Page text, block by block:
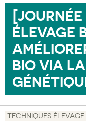
ÉLEVAGE
BIO VIA
TECHNIQUES ÉLEVAGE